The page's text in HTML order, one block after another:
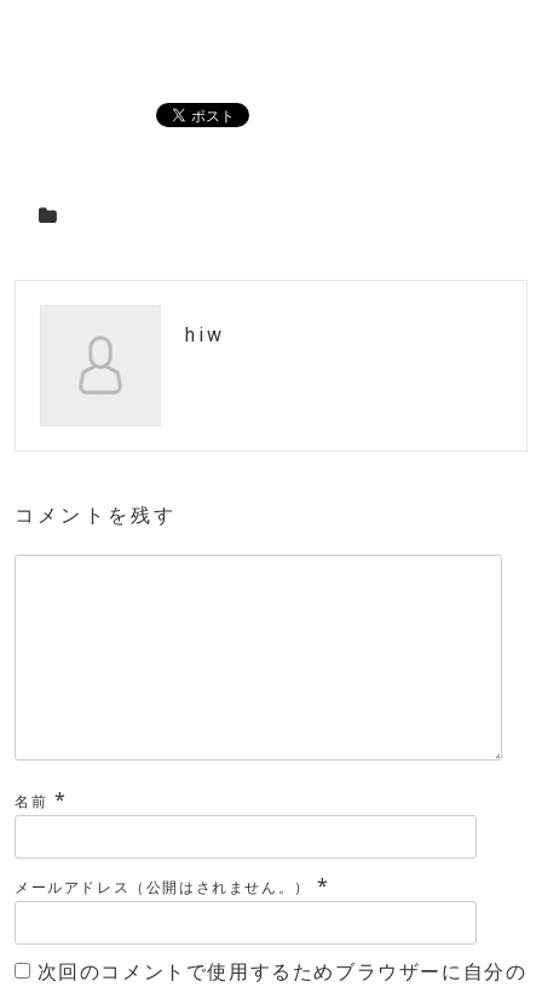
hiw
コメントを残す
名前 *
メールアドレス（公開はされません。） *
次回のコメントで使用するためブラウザーに自分の